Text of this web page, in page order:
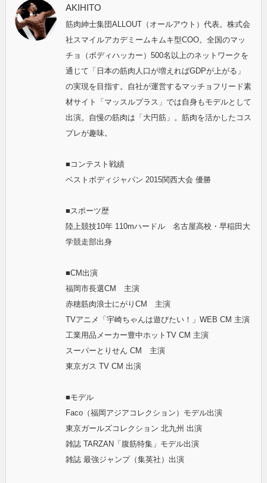
AKIHITO
筋肉紳士集団ALLOUT（オールアウト）代表。株式会
社スマイルアカデミームキムキ型COO。全国のマッ
チョ（ボディハッカー）500名以上のネットワークを
通じて「日本の筋肉人口が増えればGDPが上がる」
の実現を目指す。自社が運営するマッチョフリード素
材サイト「マッスルプラス」では自身もモデルとして
出演。自慢の筋肉は「大円筋」。筋肉を活かしたコス
プレが趣味。
■コンテスト戦績
ベストボディジャパン 2015関西大会 優勝
■スポーツ歴
陸上競技10年 110mハードル 名古屋高校・早稲田大
学競走部出身
■CM出演
福岡市長選CM 主演
赤穂筋肉浪士にがりCM 主演
TVアニメ「宇崎ちゃんは遊びたい！」WEB CM 主演
工業用品メーカー豊中ホットTV CM 主演
スーパーとりせん CM 主演
東京ガス TV CM 出演
■モデル
Faco（福岡アジアコレクション）モデル出演
東京ガールズコレクション 北九州 出演
雑誌 TARZAN「腹筋特集」モデル出演
雑誌 最強ジャンプ（集英社）出演